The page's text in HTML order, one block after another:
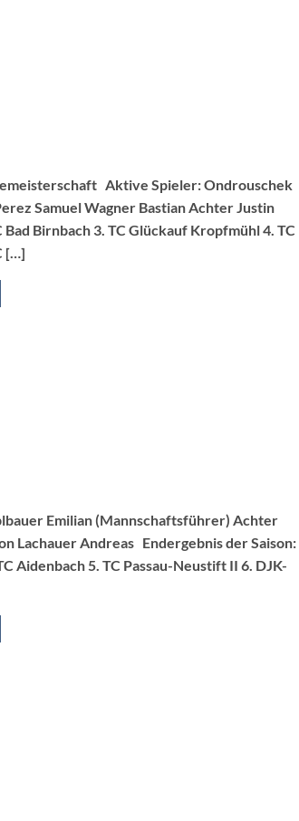
Aktive Spieler: Ondrouschek
Samuel Wagner Bastian Achter Justin
Birnbach 3. TC Glückauf Kropfmühl 4. TC
[…]
Emilian (Mannschaftsführer) Achter
Lachauer Andreas Endergebnis der Saison:
Aidenbach 5. TC Passau-Neustift II 6. DJK-